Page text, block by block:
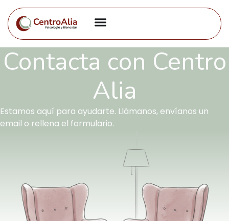
Contacta con Centro
Alia
Estamos aquí para ayudarte. Llámanos, envíanos un
email o rellena el formulario.